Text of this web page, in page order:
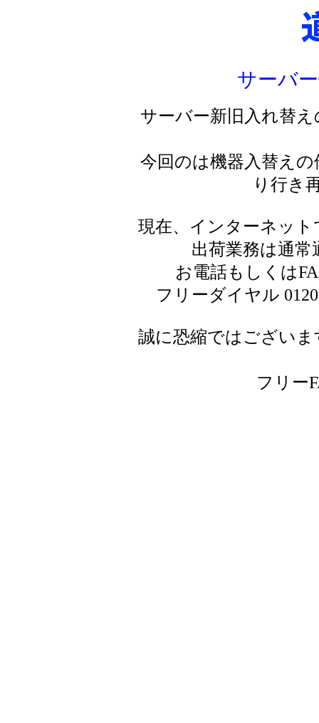
サーバ
サーバー新旧入れ替
今回のは機器入替え
り行き
現在、インターネッ
出荷業務は通
お電話もしくは
フリーダイヤル
誠に恐縮ではござい
フリー